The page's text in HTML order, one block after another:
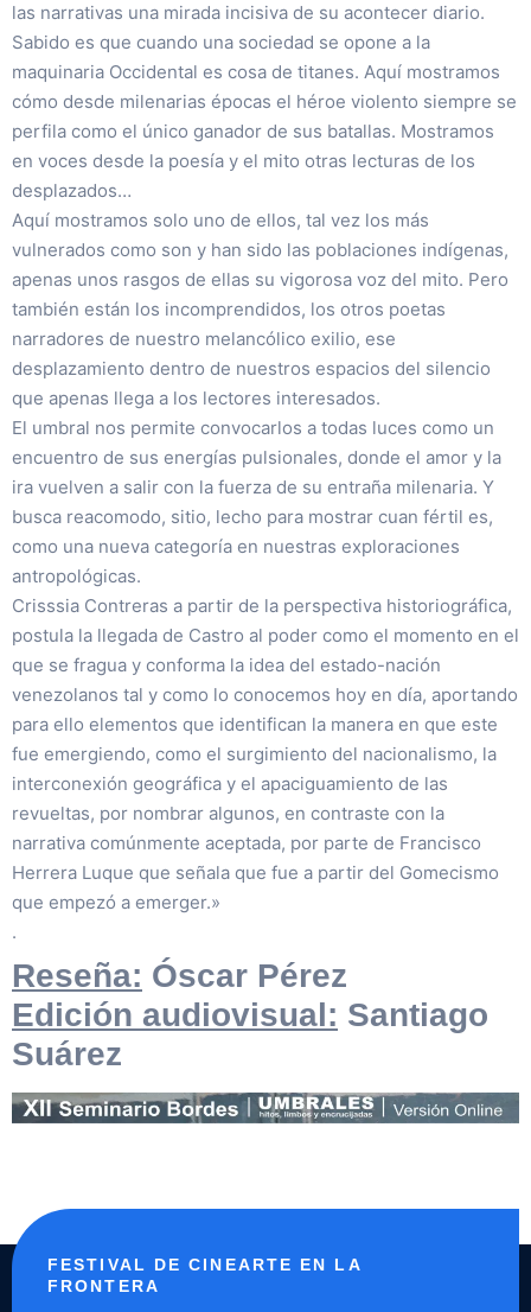
las narrativas una mirada incisiva de su acontecer diario.
Sabido es que cuando una sociedad se opone a la
maquinaria Occidental es cosa de titanes. Aquí mostramos
cómo desde milenarias épocas el héroe violento siempre se
perfila como el único ganador de sus batallas. Mostramos
en voces desde la poesía y el mito otras lecturas de los
desplazados…
Aquí mostramos solo uno de ellos, tal vez los más
vulnerados como son y han sido las poblaciones indígenas,
apenas unos rasgos de ellas su vigorosa voz del mito. Pero
también están los incomprendidos, los otros poetas
narradores de nuestro melancólico exilio, ese
desplazamiento dentro de nuestros espacios del silencio
que apenas llega a los lectores interesados.
El umbral nos permite convocarlos a todas luces como un
encuentro de sus energías pulsionales, donde el amor y la
ira vuelven a salir con la fuerza de su entraña milenaria. Y
busca reacomodo, sitio, lecho para mostrar cuan fértil es,
como una nueva categoría en nuestras exploraciones
antropológicas.
Crisssia Contreras a partir de la perspectiva historiográfica,
postula la llegada de Castro al poder como el momento en el
que se fragua y conforma la idea del estado-nación
venezolanos tal y como lo conocemos hoy en día, aportando
para ello elementos que identifican la manera en que este
fue emergiendo, como el surgimiento del nacionalismo, la
interconexión geográfica y el apaciguamiento de las
revueltas, por nombrar algunos, en contraste con la
narrativa comúnmente aceptada, por parte de Francisco
Herrera Luque que señala que fue a partir del Gomecismo
que empezó a emerger.»
.
Reseña: Óscar Pérez
Edición audiovisual: Santiago
Suárez
FESTIVAL DE CINEARTE EN LA
FRONTERA